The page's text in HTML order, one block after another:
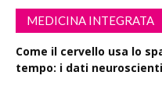
MEDICINA INTEGRATA
Come il cervello usa lo
tempo: i dati